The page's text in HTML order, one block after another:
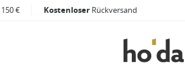
€ Kostenloser Rückversand